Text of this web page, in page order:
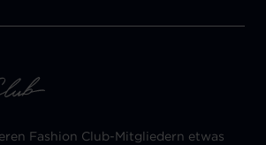
Fashion Club-Mitgliedern etwas